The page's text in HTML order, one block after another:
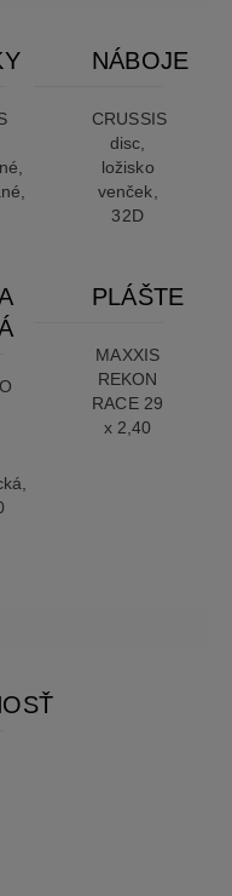
NÁBOJE
CRUSSIS
disc,
ložisko
venček,
32D
PLÁŠTE
MAXXIS
REKON
RACE 29
x 2,40